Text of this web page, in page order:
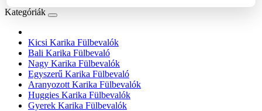
Kategóriák
Kicsi Karika Fülbevalók
Bali Karika Fülbevaló
Nagy Karika Fülbevalók
Egyszerű Karika Fülbevaló
Aranyozott Karika Fülbevalók
Huggies Karika Fülbevalók
Gyerek Karika Fülbevalók